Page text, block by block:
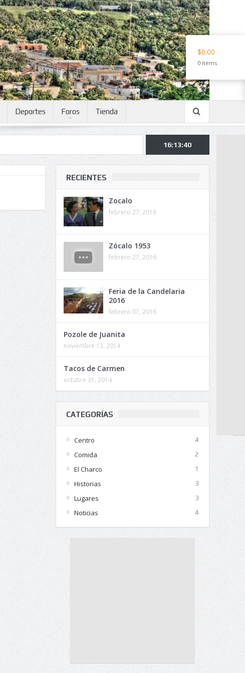
Deportes Foros Tienda
16:13:40
RECIENTES
Zocalo
febrero 27, 2016
Zócalo 1953
febrero 27, 2016
Feria de la Candelaria
2016
febrero 07, 2016
Pozole de Juanita
noviembre 13, 2014
Tacos de Carmen
octubre 31, 2014
CATEGORÍAS
Centro 4
Comida 2
El Charco 1
Historias 3
Lugares 3
Noticias 4
$0.00
0 items